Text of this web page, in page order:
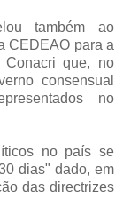
também ao
CEDEAO para a
Conacri que, no
consensual
no
no país se
dias" dado, em
das directrizes